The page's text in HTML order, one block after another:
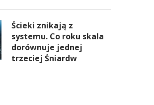
Ścieki znikają z
systemu. Co roku skala
dorównuje jednej
trzeciej Śniardw